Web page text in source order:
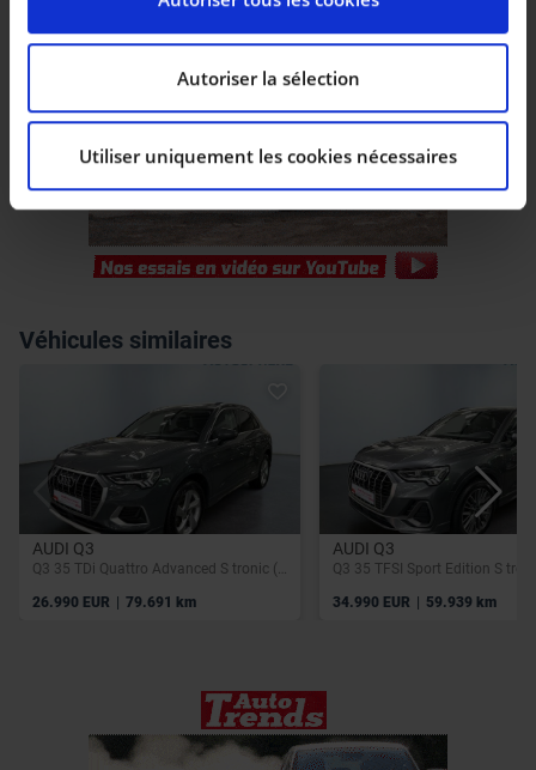
personnelles et définir vos préférences, reportez-vous
à lasection « Détails ». Vous pouvez modifier ou
retirer votre consentement à tout moment à partir de
Les cookies nous permettent de personnaliser le
contenu et les annonces, d’offrir des fonctionnalités
relatives aux médias sociaux et d’analyser notre trafic.
Nous partageons également des informations sur
l’utilisation de notre site avec nos partenaires de
combiner celles-ci avec d’autres informations que vous
leur avez fournies ou qu’ils ont collectées lors de votre
Autoriser la sélection
Utiliser uniquement les cookies nécessaires
Véhicules similaires
AUDI Q3
Q3 35 TDi Quattro Advanced S tronic (EU6AP)
26.990 EUR | 79.691 km
AUDI Q3
Q3 35 TFSI Sport Edition S
34.990 EUR | 59.939 km